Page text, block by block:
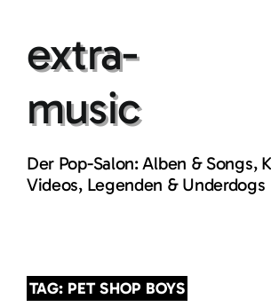
contentextra-
music
Der Pop-Salon: Alben & Songs,
Videos, Legenden & Underdogs
TAG: PET SHOP BOYS